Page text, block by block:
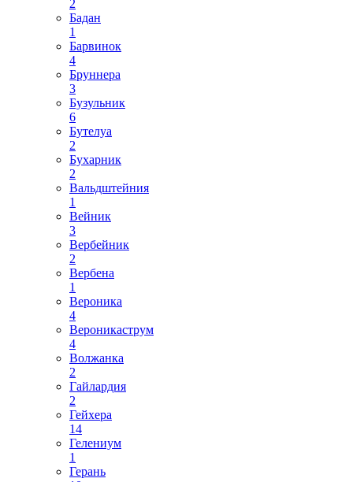
2
Бадан
1
Барвинок
4
Бруннера
3
Бузульник
6
Бутелуа
2
Бухарник
2
Вальдштейния
1
Вейник
3
Вербейник
2
Вербена
1
Вероника
4
Вероникаструм
4
Волжанка
2
Гайлардия
2
Гейхера
14
Гелениум
1
Герань